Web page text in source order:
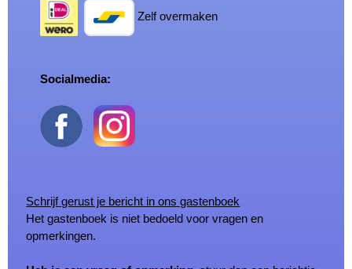
Zelf overmaken
Socialmedia:
Schrijf gerust je bericht in ons gastenboek
Het gastenboek is niet bedoeld voor vragen en
opmerkingen.